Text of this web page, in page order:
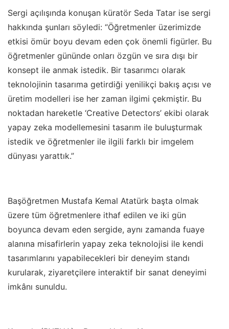
Sergi açılışında konuşan küratör Seda Tatar ise sergi
hakkında şunları söyledi: “Öğretmenler üzerimizde
etkisi ömür boyu devam eden çok önemli figürler. Bu
öğretmenler gününde onları özgün ve sıra dışı bir
konsept ile anmak istedik. Bir tasarımcı olarak
teknolojinin tasarıma getirdiği yenilikçi bakış açısı ve
üretim modelleri ise her zaman ilgimi çekmiştir. Bu
noktadan hareketle ‘Creative Detectors’ ekibi olarak
yapay zeka modellemesini tasarım ile buluşturmak
istedik ve öğretmenler ile ilgili farklı bir imgelem
dünyası yarattık.”
Başöğretmen Mustafa Kemal Atatürk başta olmak
üzere tüm öğretmenlere ithaf edilen ve iki gün
boyunca devam eden sergide, aynı zamanda fuaye
alanına misafirlerin yapay zeka teknolojisi ile kendi
tasarımlarını yapabilecekleri bir deneyim standı
kurularak, ziyaretçilere interaktif bir sanat deneyimi
imkânı sunuldu.